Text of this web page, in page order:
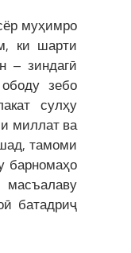
муҳимро
ки шарти
– зиндагӣ
зебо
сулҳу
миллат ва
тамоми
барномаҳо
батадриҷ